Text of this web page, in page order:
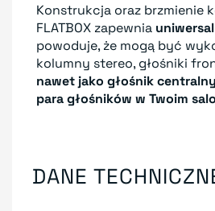
Konstrukcja oraz brzmienie
FLATBOX zapewnia
powoduje, że mogą być
kolumny stereo, głośniki
nawet jako głośnik
para głośników w Twoim
DANE